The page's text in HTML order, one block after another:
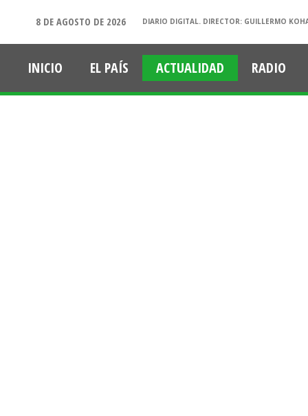
8 DE AGOSTO DE 2026 DIARIO DIGITAL. DIRECTOR: GUILLERMO
INICIO EL PAÍS ACTUALIDAD RADIO